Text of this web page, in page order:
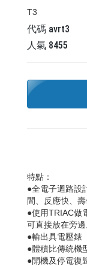
T3
代碼 avrt3
人氣 8455
特點：
●全電子迴路設
間、反應快、壽
●使用TRIAC做
可直接放在旁邊
●輸出具電壓錶
●體積比傳統機
●開機及停電復